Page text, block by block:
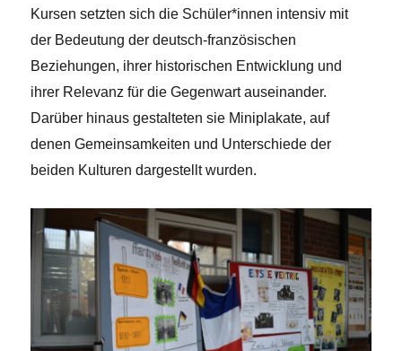
Kursen setzten sich die Schüler*innen intensiv mit
der Bedeutung der deutsch-französischen
Beziehungen, ihrer historischen Entwicklung und
ihrer Relevanz für die Gegenwart auseinander.
Darüber hinaus gestalteten sie Miniplakate, auf
denen Gemeinsamkeiten und Unterschiede der
beiden Kulturen dargestellt wurden.